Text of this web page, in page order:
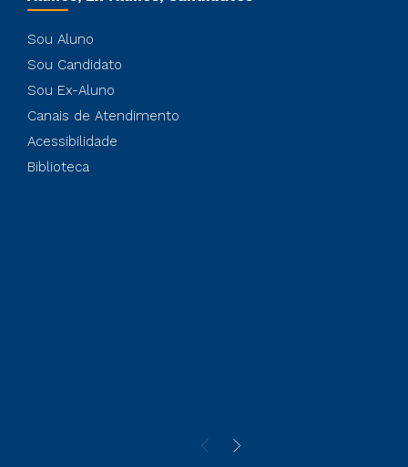
Sou Aluno
Sou Candidato
Sou Ex-Aluno
Canais de Atendimento
Acessibilidade
Biblioteca